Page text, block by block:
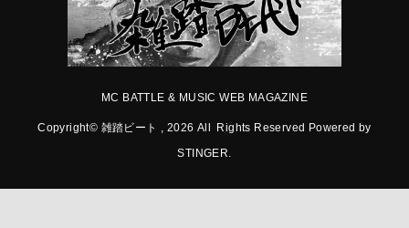
MC BATTLE & MUSIC WEB MAGAZINE
Copyright© 雑踏ビート , 2026 All Rights Reserved Powered by
STINGER